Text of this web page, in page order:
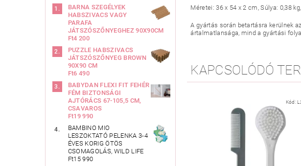
BARNA SZEGÉLYEK
HABSZIVACS VAGY
PARAFA
JÁTSZÓSZŐNYEGHEZ 90X90CM
Ft4 200
PUZZLE HABSZIVACS
JÁTSZÓSZŐNYEG BROWN
90X90 CM
Ft6 490
BABYDAN FLEXI FIT FEHÉR
FÉM BIZTONSÁGI
AJTÓRÁCS 67-105,5 CM,
CSAVAROS
Ft19 990
BAMBINO MIO
LESZOKTATÓ PELENKA 3-4
ÉVES KORIG ÖTÖS
CSOMAGOLÁS, WILD LIFE
Ft15 990
Méretei: 36 x 54 x 2 cm,Súlya: 0,38 kg,
A gyártás során betartásra kerülnek
ártalmatlansága, mind agyártási
KAPCSOLÓDÓ
Kód: